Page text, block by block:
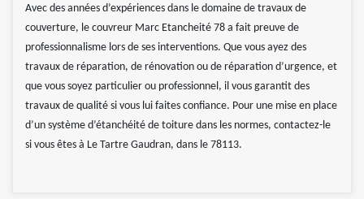
Avec des années d’expériences dans le domaine de travaux de
couverture, le couvreur Marc Etancheité 78 a fait preuve de
professionnalisme lors de ses interventions. Que vous ayez des
travaux de réparation, de rénovation ou de réparation d’urgence, et
que vous soyez particulier ou professionnel, il vous garantit des
travaux de qualité si vous lui faites confiance. Pour une mise en place
d’un système d’étanchéité de toiture dans les normes, contactez-le
si vous êtes à Le Tartre Gaudran, dans le 78113.